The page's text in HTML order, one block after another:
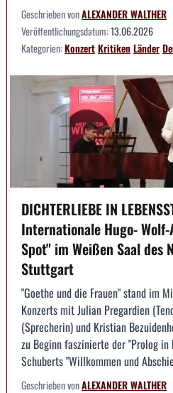
Geschrieben vonALEXANDER WALTHER
Veröffentlichungsdatum:13.06.2026
Kategorien:KonzertKritikenLänder
DICHTERLIEBE IN
Internationale Hugo-
Spot" im Weißen Saal des
Stuttgart
"Goethe und die Frauen" stand im
Konzerts mit Julian Pregardien
(Sprecherin) und Kristian
zu Beginn faszinierte der "Prolog in
Schuberts "Willkommen und
Geschrieben vonALEXANDER WALTHER